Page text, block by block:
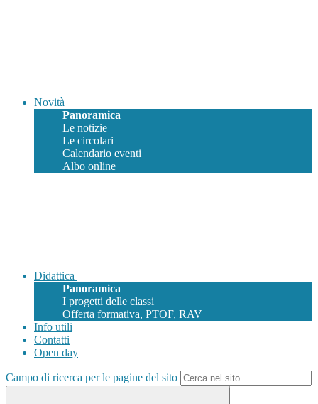
Novità
Panoramica
Le notizie
Le circolari
Calendario eventi
Albo online
Didattica
Panoramica
I progetti delle classi
Offerta formativa, PTOF, RAV
Info utili
Contatti
Open day
Campo di ricerca per le pagine del sito